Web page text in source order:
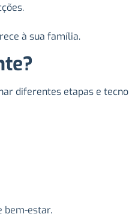
à sua família.
diferentes etapas e
bem-estar.